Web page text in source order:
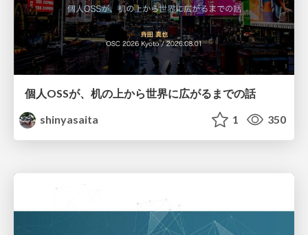
個人OSSが、机の上から世界に広がるまでの話
shinyasaita
1 350